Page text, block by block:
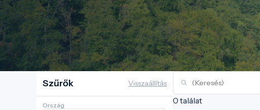
Szűrők Visszaállítás
Ország 0 találat